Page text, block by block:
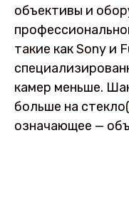
объективы и
такие как Sony и
камер меньше.
больше на
означающее —